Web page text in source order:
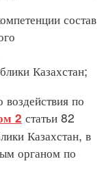
состав
Казахстан;
по
2 статьи 82
Казахстан, в
органом по